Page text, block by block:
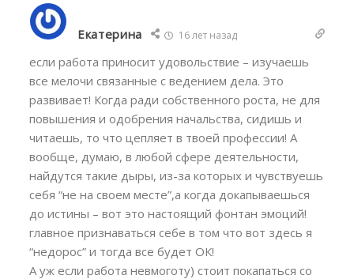
Екатерина 16 лет назад
если работа приносит удовольствие – изучаешь
все мелочи связанные с ведением дела. Это
развивает! Когда ради собственного роста, не для
повышения и одобрения начальства, сидишь и
читаешь, то что цепляет в твоей профессии! А
вообще, думаю, в любой сфере деятельности,
найдутся такие дыры, из-за которых и чувствуешь
себя “не на своем месте”,а когда докапываешься
до истины – вот это настоящий фонтан эмоций!
главное признаваться себе в том что вот здесь я
“недорос” и тогда все будет ОК!
А уж если работа невмоготу) стоит покапаться со